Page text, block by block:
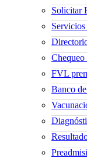
Solicitar
FVL
Banco